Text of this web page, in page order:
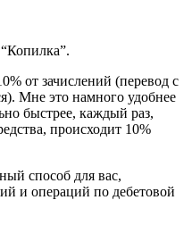
от зачислений (перевод с
Мне это намного удобнее
быстрее, каждый раз,
происходит 10%
способ для вас,
и операций по дебетовой